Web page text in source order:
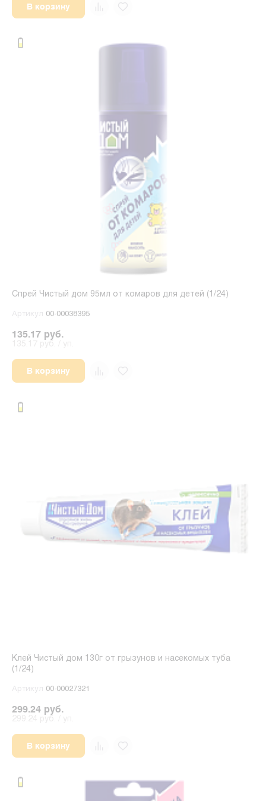
В корзину
Спрей Чистый дом 95мл от комаров для детей (1/24)
Артикул 00-00038395
135.17 руб.
В корзину
Клей Чистый дом 130г от грызунов и насекомых туба
(1/24)
Артикул 00-00027321
299.24 руб.
В корзину